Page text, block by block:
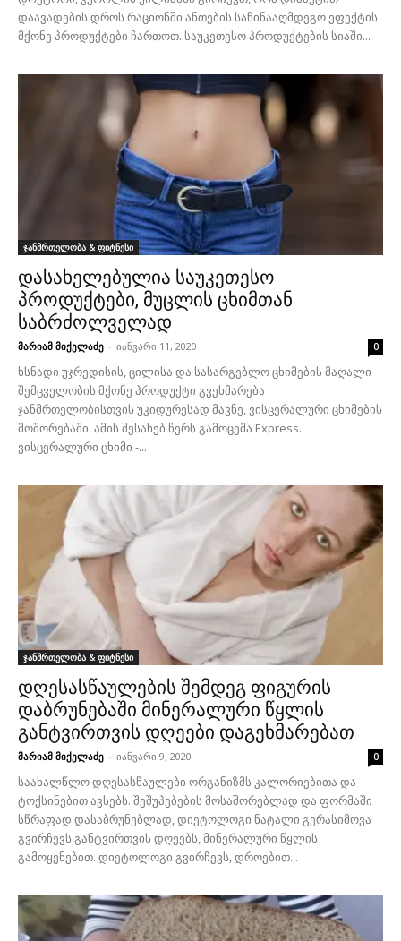
დაავადების დროს რაციონში ანთების საწინააღმდეგო ეფექტის
მქონე პროდუქტები ჩართოთ. საუკეთესო პროდუქტების სიაში...
ჯანმრთელობა & ფიტნესი
დასახელებულია საუკეთესო
პროდუქტები, მუცლის ცხიმთან
საბრძოლველად
მარიამ მიქელაძე - იანვარი 11, 2020 0
ხსნადი უჯრედისის, ცილისა და სასარგებლო ცხიმების მაღალი
შემცველობის მქონე პროდუქტი გვეხმარება
ჯანმრთელობისთვის უკიდურესად მავნე, ვისცერალური ცხიმების
მოშორებაში. ამის შესახებ წერს გამოცემა Express.
ვისცერალური ცხიმი -...
ჯანმრთელობა & ფიტნესი
დღესასწაულების შემდეგ ფიგურის
დაბრუნებაში მინერალური წყლის
განტვირთვის დღეები დაგეხმარებათ
მარიამ მიქელაძე - იანვარი 9, 2020 0
საახალწლო დღესასწაულები ორგანიზმს კალორიებითა და
ტოქსინებით ავსებს. შეშუპებების მოსაშორებლად და ფორმაში
სწრაფად დასაბრუნებლად, დიეტოლოგი ნატალი გერასიმოვა
გვირჩევს განტვირთვის დღეებს, მინერალური წყლის
გამოყენებით. დიეტოლოგი გვირჩევს, დროებით...